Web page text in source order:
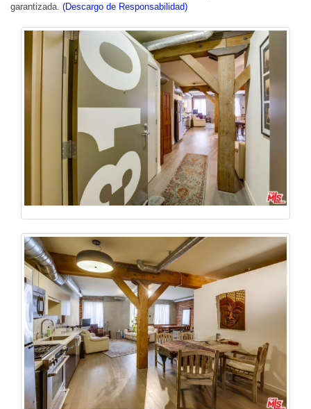
garantizada. (Descargo de Responsabilidad)